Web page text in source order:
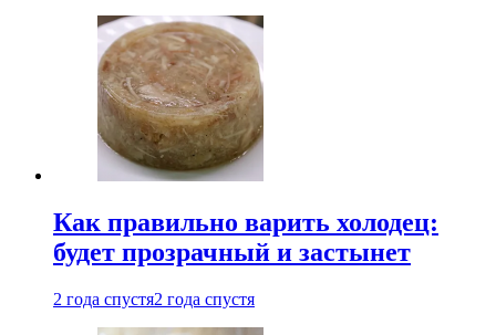
Как правильно варить холодец:
будет прозрачный и застынет
2 года спустя2 года спустя